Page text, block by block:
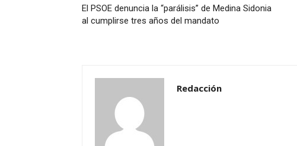
El PSOE denuncia la “parálisis” de Medina Sidonia
al cumplirse tres años del mandato
Redacción